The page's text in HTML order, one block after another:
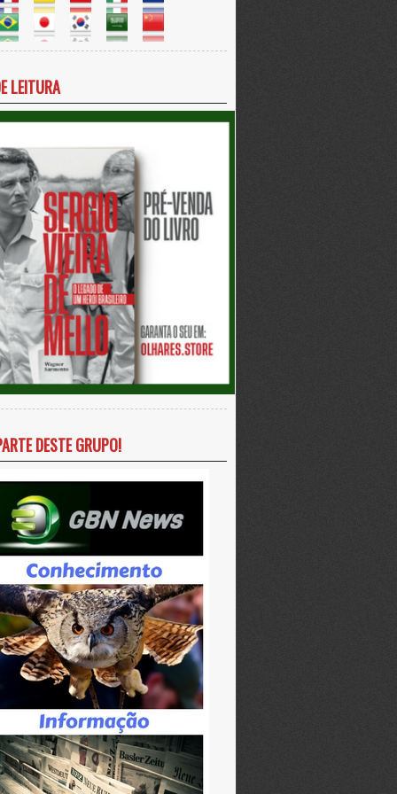
LEITURA
DESTE GRUPO!